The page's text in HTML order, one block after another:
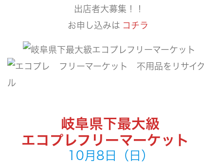
出店者大募集！！
お申し込みは コチラ
岐阜県下最大級
エコプレフリーマーケット
10月8日（日）